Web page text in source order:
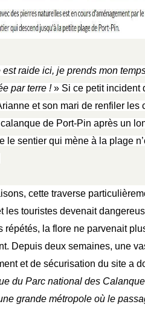
est raide ici, je prends mon
par terre !» Si ce petit incident
et son mari de renfiler les
de Port-Pin après un
le sentier qui mène à la plage
cette traverse
les touristes devenait
répétés, la flore ne parvenait
Depuis deux semaines, une
et de sécurisation du site a
du Parc national des
grande métropole où le